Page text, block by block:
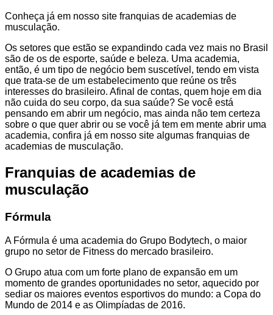
Conheça já em nosso site franquias de academias de
musculação.
Os setores que estão se expandindo cada vez mais no Brasil
são de os de esporte, saúde e beleza. Uma academia,
então, é um tipo de negócio bem suscetível, tendo em vista
que trata-se de um estabelecimento que reúne os três
interesses do brasileiro. Afinal de contas, quem hoje em dia
não cuida do seu corpo, da sua saúde? Se você está
pensando em abrir um negócio, mas ainda não tem certeza
sobre o que quer abrir ou se você já tem em mente abrir uma
academia, confira já em nosso site algumas franquias de
academias de musculação.
Franquias de academias de
musculação
Fórmula
A Fórmula é uma academia do Grupo Bodytech, o maior
grupo no setor de Fitness do mercado brasileiro.
O Grupo atua com um forte plano de expansão em um
momento de grandes oportunidades no setor, aquecido por
sediar os maiores eventos esportivos do mundo: a Copa do
Mundo de 2014 e as Olimpíadas de 2016.